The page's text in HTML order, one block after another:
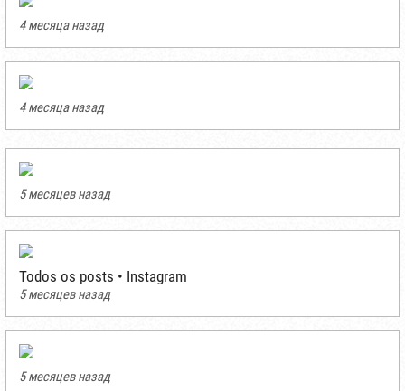
4 месяца назад
4 месяца назад
5 месяцев назад
Todos os posts • Instagram
5 месяцев назад
5 месяцев назад